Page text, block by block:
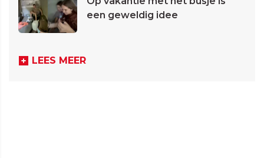
een geweldig idee
LEES MEER